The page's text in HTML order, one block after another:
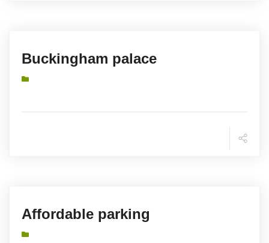
Buckingham palace
Affordable parking